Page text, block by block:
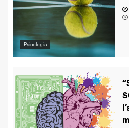
Psicologia